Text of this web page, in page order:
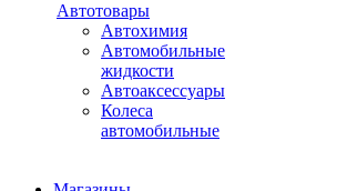
Автотовары
Автохимия
Автомобильные
жидкости
Автоаксессуары
Колеса
автомобильные